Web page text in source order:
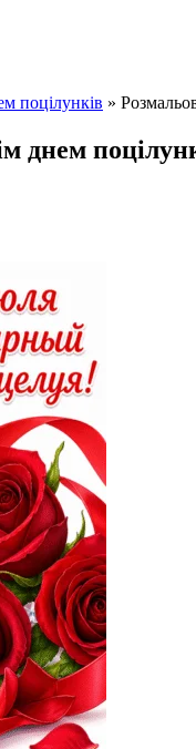
поцілунків »
днем